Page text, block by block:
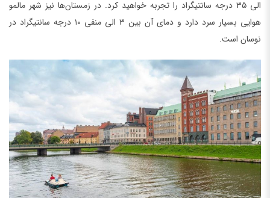
الی ۳۵ درجه سانتیگراد را تجربه خواهید کرد. در زمستان‌ها نیز شهر مالمو
هوایی بسیار سرد دارد و دمای آن بین ۳ الی منفی ۱۰ درجه سانتیگراد در
نوسان است.